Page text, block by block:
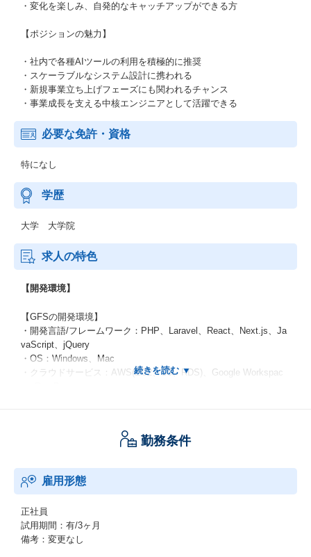
・変化を楽しみ、自発的なキャッチアップができる方
【ポジションの魅力】
・社内で各種AIツールの利用を積極的に推奨
・スケーラブルなシステム設計に携われる
・新規事業立ち上げフェーズにも関われるチャンス
・事業成長を支える中核エンジニアとして活躍できる
必要な免許・資格
特になし
学歴
大学 大学院
求人の特色
【開発環境】
【GFSの開発環境】
・開発言語/フレームワーク：PHP、Laravel、React、Next.js、Ja
vaScript、jQuery
・OS：Windows、Mac
・クラウドサービス：AWS(EC2、S3、RDS)、Google Workspac
・プロジェクト管理ツール：Backlog
・バージョン管理ツール：GitHub
・開発手法：アジャイル
【シゴトAIの開発環境】
・開発言語/フレームワーク：Kotlin、Spring Boot、OpenAPI Spec
ification、React、Typescript、Storybook
・OS：Mac
勤務条件
雇用形態
正社員
試用期間：有/3ヶ月
備考：変更なし